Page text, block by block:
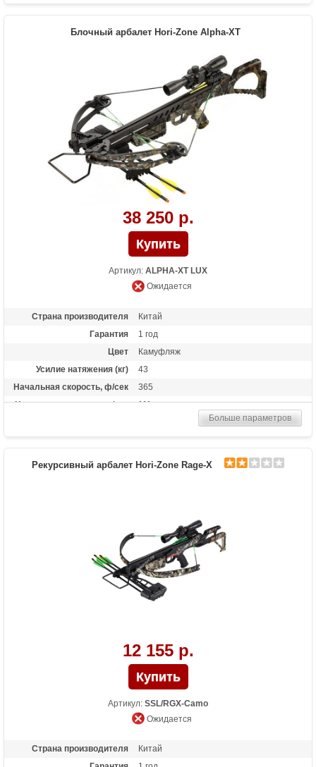
Размах плечей (см)
66
Оптический прицел 4х32, кивер Shelter,
натяжитель Talon, 2 алюминиевые
стрелы 16 дюймов, воск
Масса (кг)
Назначение
Развлечение, охота
Особенности
Конструкция булл-пап, планка Пикатинни
под направляющей, эргономичный
приклад из натурального дерева, тетива
крепится к плечам с помощью роликов
Блочный арбалет Hori-Zone Alpha-XT
38 250 р.
Артикул: ALPHA-XT LUX
Ожидается
Страна производителя
Китай
Гарантия
1 год
Цвет
Камуфляж
Усилие натяжения (кг)
43
Начальная скорость, ф/сек
365
Начальная скорость, м/сек
111
14 дюймов (35,6 см)
Размах плечей (см)
48.3
Развлечение, охота
Особенности
Конструкция булл-пап, защита от
холостого выстрела, планка Пикатинни
под направляющей
Больше параметров
Рекурсивный арбалет Hori-Zone Rage-X
12 155 р.
Артикул: SSL/RGX-Camo
Ожидается
Страна производителя
Китай